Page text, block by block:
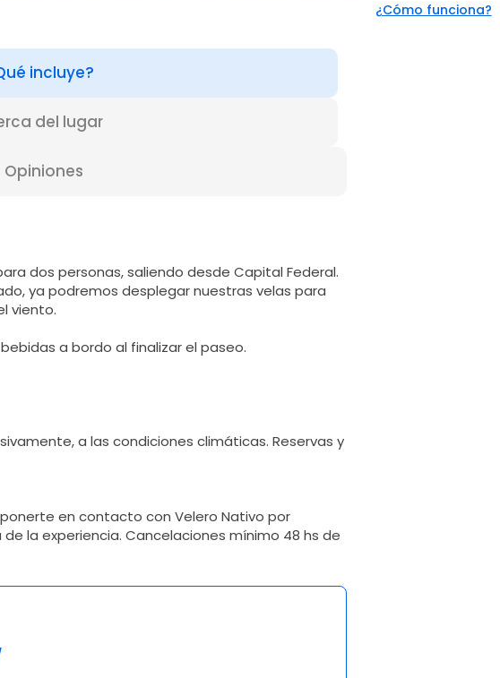
¿Cómo funciona?
incluye?
del lugar
Opiniones
dos personas, saliendo desde Capital Federal.
ya podremos desplegar nuestras velas para
viento.
a bordo al finalizar el paseo.
a las condiciones climáticas. Reservas y
en contacto con Velero Nativo por
la experiencia. Cancelaciones mínimo 48 hs de